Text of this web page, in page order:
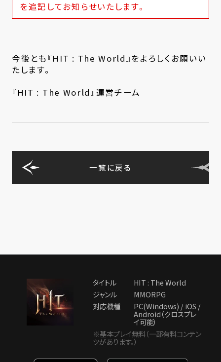
を追記してお知らせいたします。
今後とも『HIT : The World』をよろしくお願いい
たします。
『HIT : The World』運営チーム
一覧に戻る
タイトル
HIT : The World
ジャンル
MMORPG
対応機種
PC(Windows) / iOS /
Android（クロスプレ
イ可能）
※基本プレイ無料（一部有料コンテン
ツがあります。）